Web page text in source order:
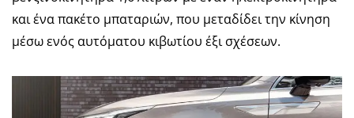
και ένα πακέτο μπαταριών, που μεταδίδει την κίνηση
μέσω ενός αυτόματου κιβωτίου έξι σχέσεων.